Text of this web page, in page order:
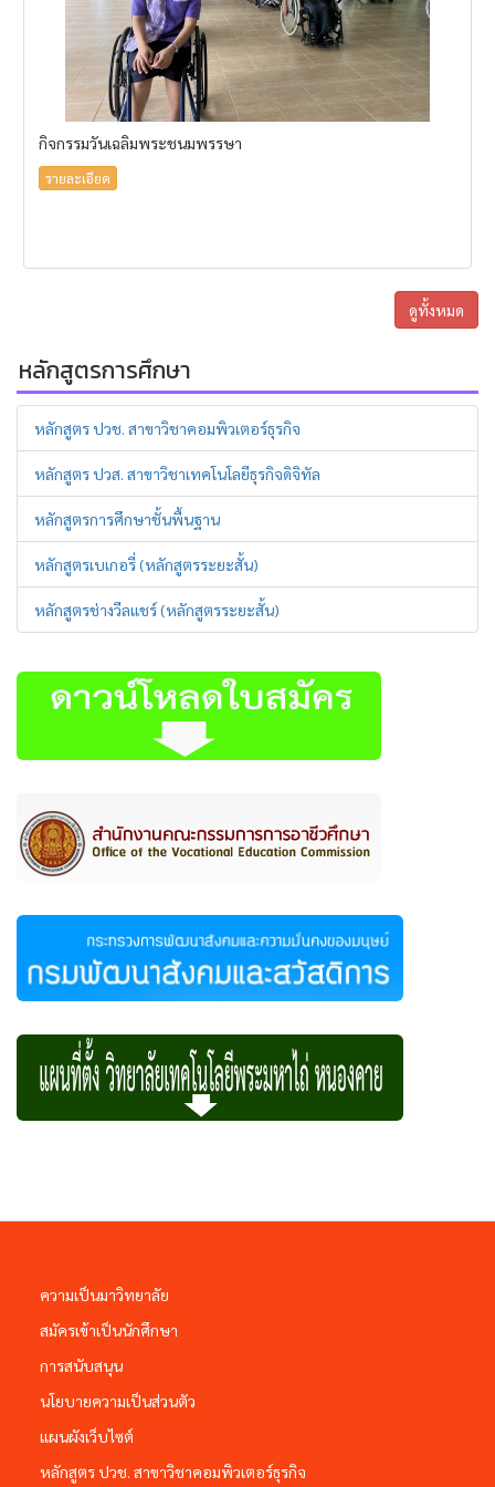
กิจกรรมวันเฉลิมพระชนมพรรษา
รายละเอียด
ดูทั้งหมด
หลักสูตรการศึกษา
หลักสูตร ปวช. สาขาวิชาคอมพิวเตอร์ธุรกิจ
หลักสูตร ปวส. สาขาวิชาเทคโนโลยีธุรกิจดิจิทัล
หลักสูตรการศึกษาชั้นพื้นฐาน
หลักสูตรเบเกอรี่ (หลักสูตรระยะสั้น)
หลักสูตรช่างวีลแชร์ (หลักสูตรระยะสั้น)
ความเป็นมาวิทยาลัย
สมัครเข้าเป็นนักศึกษา
การสนับสนุน
นโยบายความเป็นส่วนตัว
แผนผังเว็บไซต์
หลักสูตร ปวช. สาขาวิชาคอมพิวเตอร์ธุรกิจ